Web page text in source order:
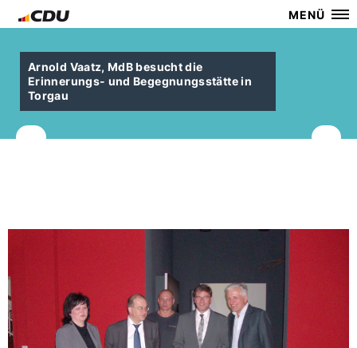
MENÜ
Arnold Vaatz, MdB besucht die
Erinnerungs- und Begegnungsstätte in
Torgau